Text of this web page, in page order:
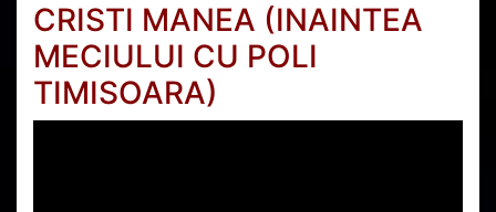
CRISTI MANEA (INAINTEA
MECIULUI CU POLI
TIMISOARA)